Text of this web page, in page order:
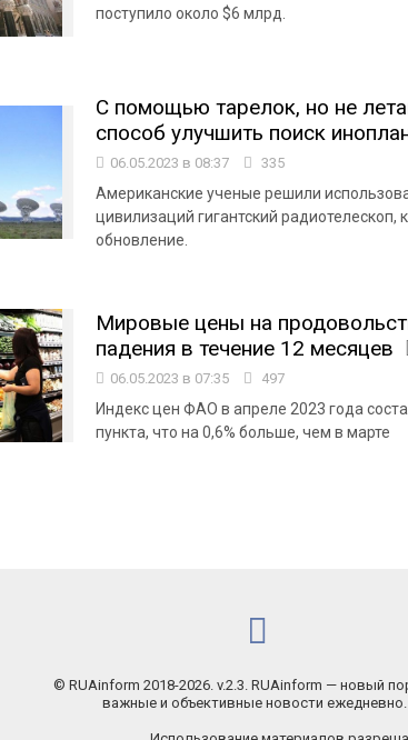
поступило около $6 млрд.
С помощью тарелок, но не
способ улучшить поиск
06.05.2023 в 08:37 335
Американские ученые решили
цивилизаций гигантский
обновление.
Мировые цены на
падения в течение 12 месяцев
06.05.2023 в 07:35 497
Индекс цен ФАО в апреле 2023 года
пункта, что на 0,6% больше, чем в марте
© RUAinform 2018-2026. v.2.3. RUAinform — новый
важные и объективные новости